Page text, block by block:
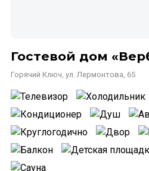
Гостевой дом
Горячий Ключ, ул. Лермонтова, 65